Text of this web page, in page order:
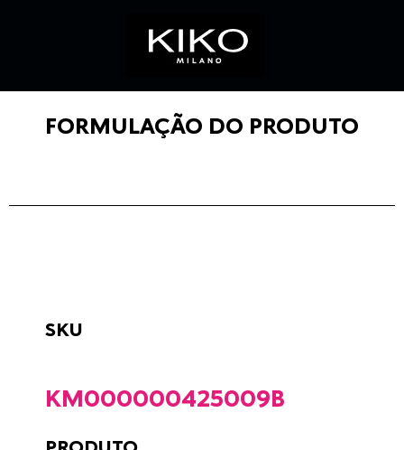
FORMULAÇÃO DO PRODUTO
SKU
KM000000425009B